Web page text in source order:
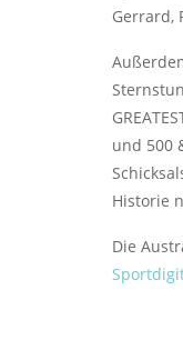
Gerrard,
und 500
Historie
Die